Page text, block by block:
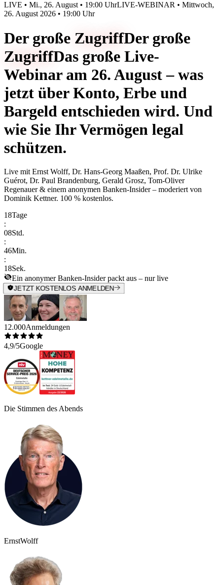
LIVE • Mi., 26. August • 19:00 UhrLIVE-WEBINAR • Mittwoch,
26. August 2026 • 19:00 Uhr
Der große ZugriffDer große
ZugriffDas große Live-
Webinar am 26. August – was
jetzt über Konto, Erbe und
Bargeld entschieden wird. Und
wie Sie Ihr Vermögen legal
schützen.
Live mit Ernst Wolff, Dr. Hans-Georg Maaßen, Prof. Dr. Ulrike
Guérot, Dr. Paul Brandenburg, Gerald Grosz, Tom-Oliver
Regenauer & einem anonymen Banken-Insider– moderiert von
Dominik Kettner. 100 % kostenlos.
18Tage
:
08Std.
:
46Min.
:
18Sek.
Ein anonymer Banken-Insider packt aus – nur live
JETZT KOSTENLOS ANMELDEN
12.000Anmeldungen
4,9/5Google
Die Stimmen des Abends
ErnstWolff